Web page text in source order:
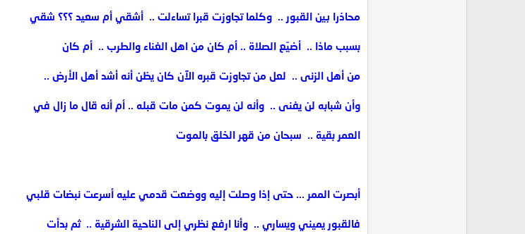
محاذرا بين القبور .. ‏ وكلما تجاوزت قبرا تساءلت .. ‏ أشقي أم سعيد ؟؟؟ شقي
بسبب ماذا .. ‏ أضيّع الصلاة .. ‏أم كان من اهل الغناء والطرب .. ‏ أم كان
من أهل الزنى .. ‏ لعل من تجاوزت قبره الآن كان يظن أنه أشد أهل الأرض .. ‏
وأن شبابه لن يفنى .. ‏ وأنه لن يموت كمن مات قبله ..‏ أم أنه قال ما زال في
العمر بقية .. ‏ سبحان من قهر الخلق بالموت
أبصرت الممر ...‏ حتى إذا وصلت إليه ووضعت قدمي عليه أسرعت نبضات قلبي
فالقبور يميني ويساري .. ‏ وأنا ارفع نظري إلى الناحية الشرقية .. ‏ ثم بدأت